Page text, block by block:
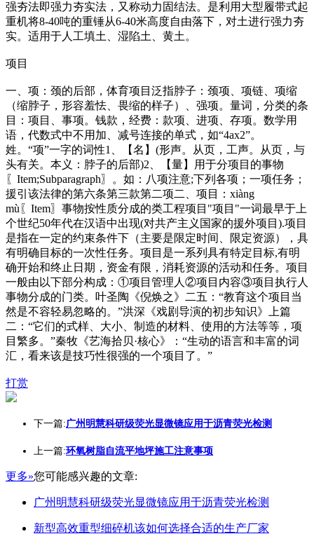
强夯法即强力夯实法，又称动力固结法。是利用大型履带式起
重机将8-40吨的重锤从6-40米高度自由落下，对土进行强力夯
实。适用于人工填土、湿陷土、黄土。
项目
一、项：颈的后部，体育项目泛指脖子：颈项、项链、项缩
（缩脖子，形容羞怯、畏缩的样子）、强项。量词，分类的条
目：项目、事项。钱款，经费：款项、进项、存项。数学用
语，代数式中不用加、减号连接的单式，如“4ax2”。
姓。“项”一字的词性1、【名】(形声。从页，工声。从页，与
头有关。本义：脖子的后部)2、【量】用于分项目的事物
〖Item;Subparagraph〗。如：八项注意;下列各项；一项任务；
援引该法律的第六条第三款第二项二、项目：xiàng
mù〖Item〗事物按性质分成的类工程项目"项目"一词最早于上
个世纪50年代在汉语中出现(对共产主义国家的援外项目).项目
是指在一定的约束条件下（主要是限定时间、限定资源），具
有明确目标的一次性任务。项目是一系列具有特定目标,有明
确开始和终止日期，资金有限，消耗资源的活动和任务。项目
一般由以下部分构成：①项目管理人②项目内容③项目执行人
事物分成的门类。叶圣陶《倪焕之》二五：“教育这个项目当
然是不容轻易忽略的。”洪深《戏剧导演的初步知识》上篇
二：“它们的式样、大小、制造的材料、使用的方法等等，项
目繁多。”秦牧《艺海拾贝·核心》：“生动的语言和丰富的词
汇，看来该是技巧性很强的一个项目了。”
打赏
下一篇:广州明慧科研级荧光显微镜应用于沥青荧光检测
上一篇:环氧树脂自流平地坪施工注意事项
更多»您可能感兴趣的文章:
广州明慧科研级荧光显微镜应用于沥青荧光检测
新型高效重型细碎机该如何选择合适的生产厂家